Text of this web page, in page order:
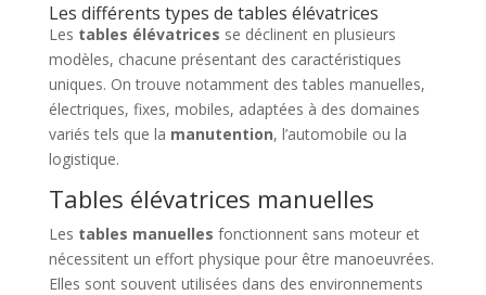
Les différents types de tables élévatrices
Les tables élévatrices se déclinent en plusieurs
modèles, chacune présentant des caractéristiques
uniques. On trouve notamment des tables manuelles,
électriques, fixes, mobiles, adaptées à des domaines
variés tels que la manutention, l’automobile ou la
logistique.
Tables élévatrices manuelles
Les tables manuelles fonctionnent sans moteur et
nécessitent un effort physique pour être manoeuvrées.
Elles sont souvent utilisées dans des environnements